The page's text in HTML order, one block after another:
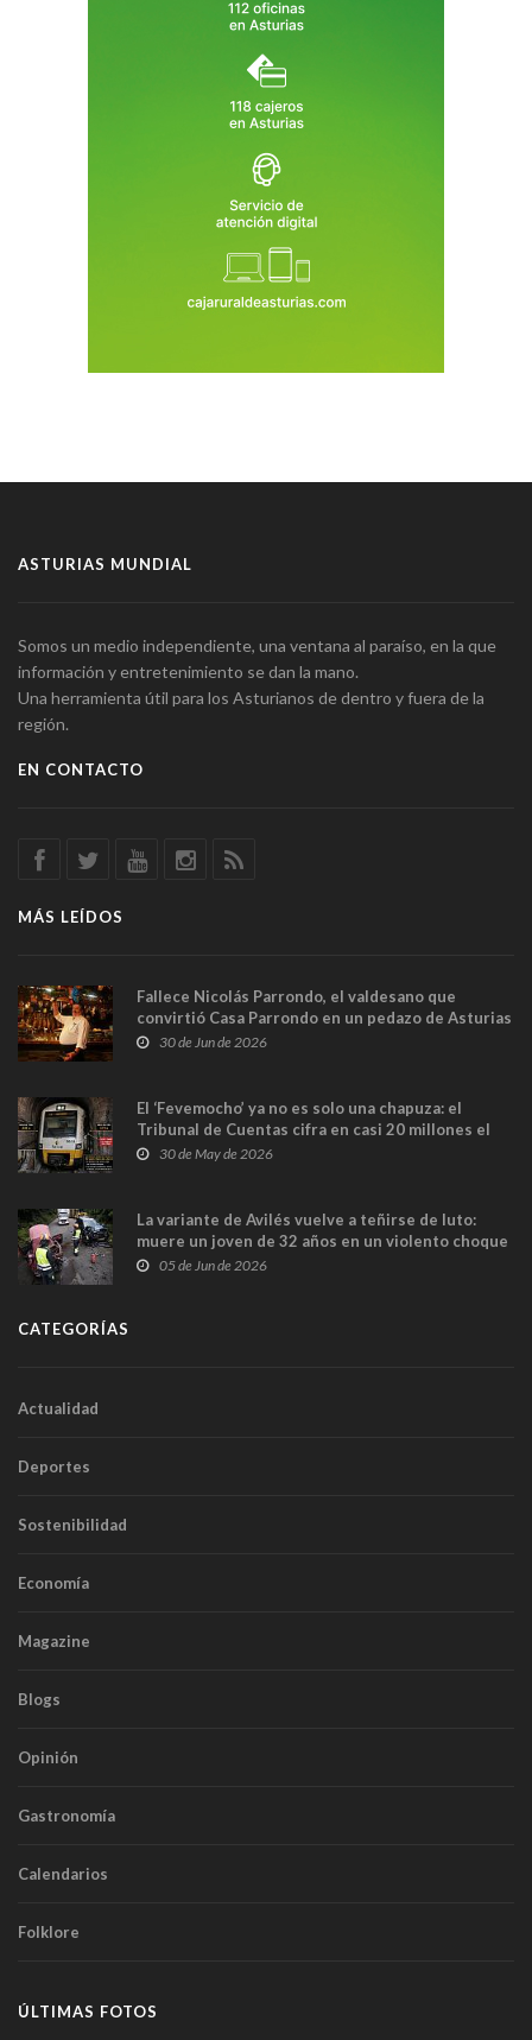
ASTURIAS MUNDIAL
Somos un medio independiente, una ventana al paraíso, en la que
información y entretenimiento se dan la mano.
Una herramienta útil para los Asturianos de dentro y fuera de la
región.
EN CONTACTO
MÁS LEÍDOS
Fallece Nicolás Parrondo, el valdesano que
convirtió Casa Parrondo en un pedazo de Asturias
en Madrid
30 de Jun de 2026
El ‘Fevemocho’ ya no es solo una chapuza: el
Tribunal de Cuentas cifra en casi 20 millones el
sobrecoste de los trenes que no cabían por los
30 de May de 2026
La variante de Avilés vuelve a teñirse de luto:
muere un joven de 32 años en un violento choque
frontal
05 de Jun de 2026
CATEGORÍAS
Actualidad
Deportes
Sostenibilidad
Economía
Magazine
Blogs
Opinión
Gastronomía
Calendarios
Folklore
ÚLTIMAS FOTOS